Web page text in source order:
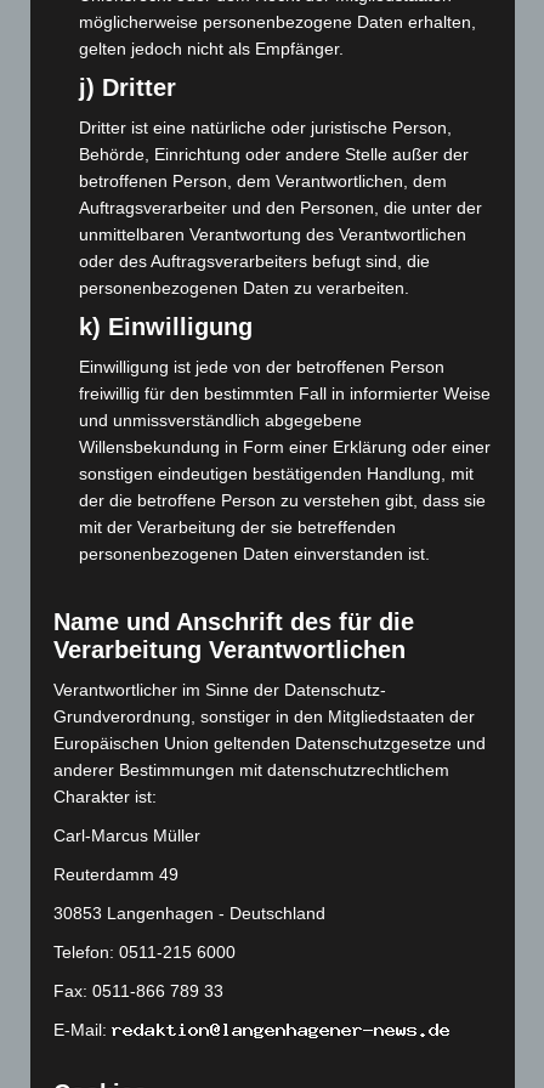
August 2024(107)
Juli 2024(89)
Mai 2024(149)
April 2024(102)
März 2024 (103)
Februar 2024(103)
Januar 2024(111)
Dezember 2023(130)
November 2023 (130)
Oktober 2023(114)
September 2023(133)
August 2023(134)
Juli 2023 (118)
Juni 2023(142)
April 2023 (155)
März 2023(174)
Februar 2023(154)
Januar 2023
(140)
Dezember 2022(130)
November 2022
Oktober 2022 (166)
September 2022(205)
August 2022(166)
Juli 2022(133)
Juni 2022(167)
Mai 2022(177)
möglicherweise personenbezogene Daten erhalten,
gelten jedoch nicht als Empfänger.
j) Dritter
Dritter ist eine natürliche oder juristische Person,
Behörde, Einrichtung oder andere Stelle außer der
betroffenen Person, dem Verantwortlichen, dem
Auftragsverarbeiter und den Personen, die unter der
unmittelbaren Verantwortung des Verantwortlichen
oder des Auftragsverarbeiters befugt sind, die
personenbezogenen Daten zu verarbeiten.
k) Einwilligung
Einwilligung ist jede von der betroffenen Person
freiwillig für den bestimmten Fall in informierter Weise
und unmissverständlich abgegebene
Willensbekundung in Form einer Erklärung oder einer
sonstigen eindeutigen bestätigenden Handlung, mit
der die betroffene Person zu verstehen gibt, dass sie
mit der Verarbeitung der sie betreffenden
personenbezogenen Daten einverstanden ist.
Name und Anschrift des für die
Verarbeitung Verantwortlichen
Verantwortlicher im Sinne der Datenschutz-
Grundverordnung, sonstiger in den Mitgliedstaaten der
Europäischen Union geltenden Datenschutzgesetze und
anderer Bestimmungen mit datenschutzrechtlichem
Charakter ist:
Carl-Marcus Müller
Reuterdamm 49
30853 Langenhagen - Deutschland
Telefon: 0511-215 6000
Fax: 0511-866 789 33
E-Mail: